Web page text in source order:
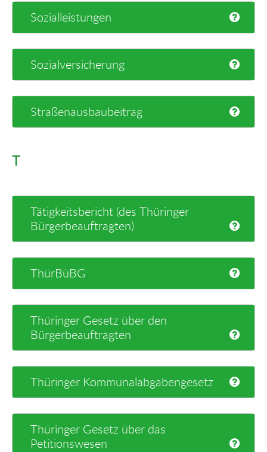
Sozialleistungen
Sozialversicherung
Straßenausbaubeitrag
T
Tätigkeitsbericht (des Thüringer
Bürgerbeauftragten)
ThürBüBG
Thüringer Gesetz über den
Bürgerbeauftragten
Thüringer Kommunalabgabengesetz
Thüringer Gesetz über das
Petitionswesen